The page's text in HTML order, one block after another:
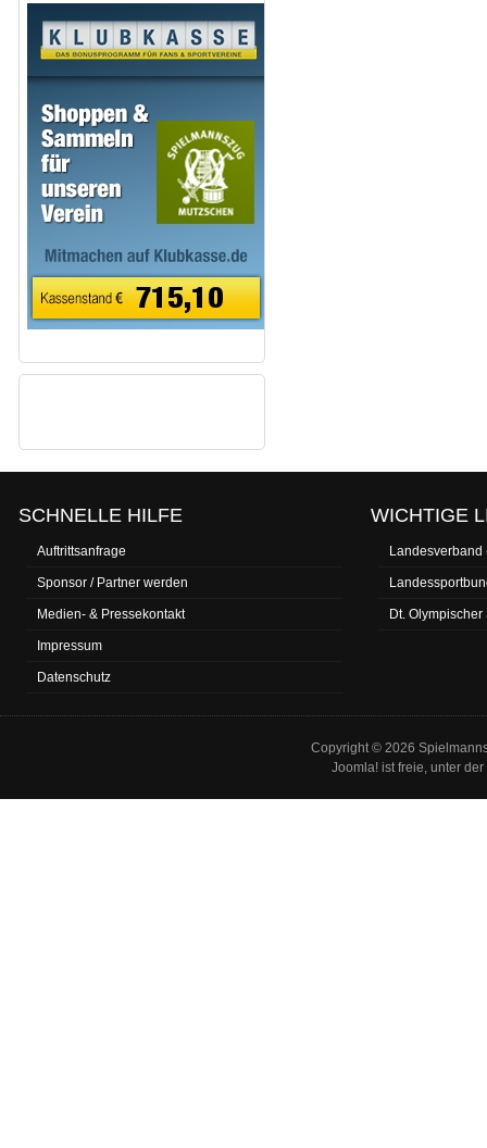
SCHNELLE HILFE
Auftrittsanfrage
Sponsor / Partner werden
Medien- & Pressekontakt
Impressum
Datenschutz
WICHTIGE
Landesverband
Dt.
Copyright © 2026
Joomla! ist freie, unter der